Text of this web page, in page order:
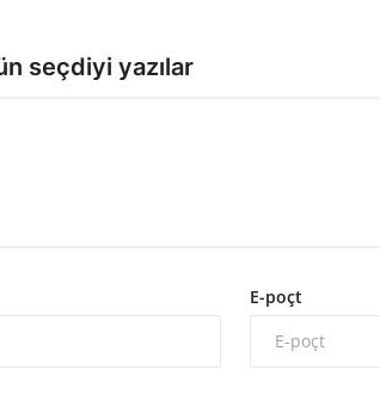
seçdiyi yazılar
E-poçt